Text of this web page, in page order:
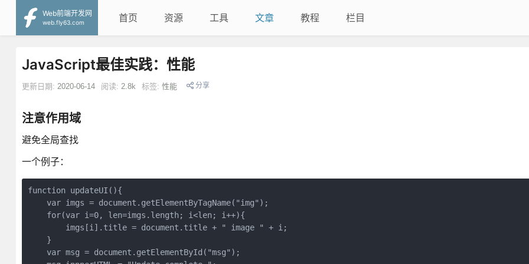
Web前端开发网
web.fly63.com
首页 资源 工具 文章 教程 栏目
JavaScript最佳实践：性能
更新日期: 2020-06-14 阅读: 2.8k 标签: 性能 分享
注意作用域
避免全局查找
一个例子：
function updateUI(){
    var imgs = document.getElementByTagName("img");
    for(var i=0, len=imgs.length; i<len; i++){
        imgs[i].title = document.title + " image " + i;
    }
    var msg = document.getElementById("msg");